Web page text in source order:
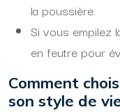
la poussière.
Si vous empilez
en feutre pour
Comment
son style de